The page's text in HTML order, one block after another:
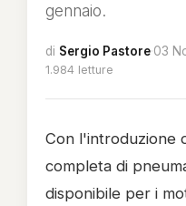
gennaio.
di Sergio Pastore·03
1.984 letture
Con l'introduzione
completa di
disponibile per i